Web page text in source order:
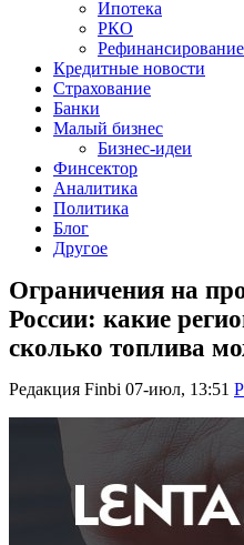
Ипотека
РКО
Рефинансирование
Кредитные новости
Страхование
Банки
Малый бизнес
Бизнес-идеи
Финсектор
Аналитика
Политика
Блог
Другое
Ограничения на
России: какие
сколько топлива
Редакция Finbi 07-июл, 13:51